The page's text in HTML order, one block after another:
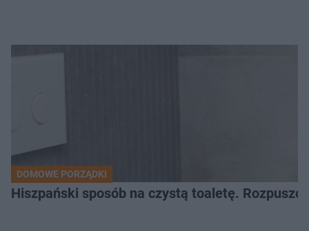
DOMOWE PORZĄDKI
Hiszpański sposób na czystą toaletę.